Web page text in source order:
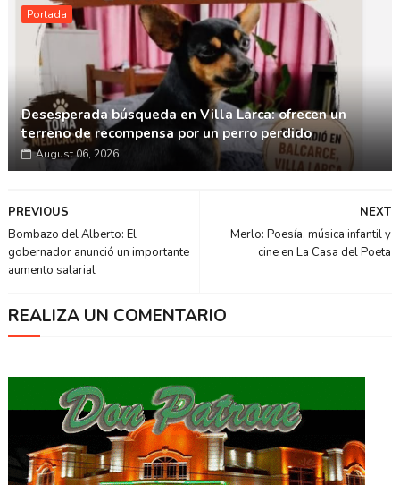
Portada
Desesperada búsqueda en Villa Larca: ofrecen un
terreno de recompensa por un perro perdido
August 06, 2026
NEXT
Merlo: Poesía, música infantil y
cine en La Casa del Poeta
PREVIOUS
Bombazo del Alberto: El
gobernador anunció un importante
aumento salarial
REALIZA UN COMENTARIO